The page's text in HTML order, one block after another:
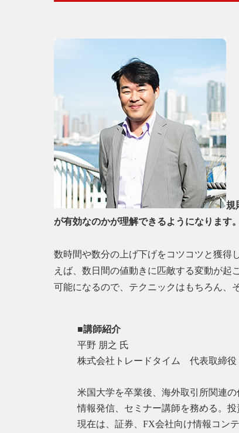
規
が有効なのかが理解できるようになります。
数時間や数分の上げ下げをコツコツと獲得
えば、数日間の値動きに匹敵する変動が起
可能になるので、テクニックはもちろん、
■講師紹介
平野 朋之 氏
株式会社トレードタイム 代表取締役
米国大学を卒業後、海外取引所関連
情報発信、セミナー講師を務める。
現在は、証券、FX会社向け情報コン